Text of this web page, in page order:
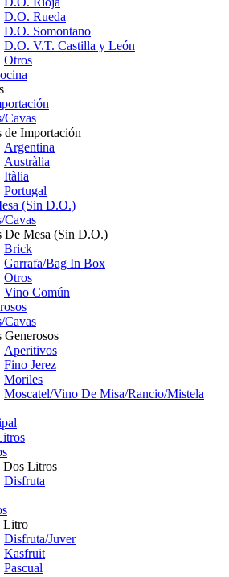
D.O. Rueda
D.O. Somontano
D.O. V.T. Castilla y León
Otros
Cavas
de Importación
Argentina
Austràlia
Itàlia
Portugal
(Sin D.O.)
Cavas
De Mesa (Sin D.O.)
Brick
Garrafa/Bag In Box
Otros
Vino Común
Cavas
Generosos
Aperitivos
Fino Jerez
Moriles
Moscatel/Vino De Misa/Rancio/Mistela
Litros
Disfruta
Litro
Disfruta/Juver
Kasfruit
Pascual